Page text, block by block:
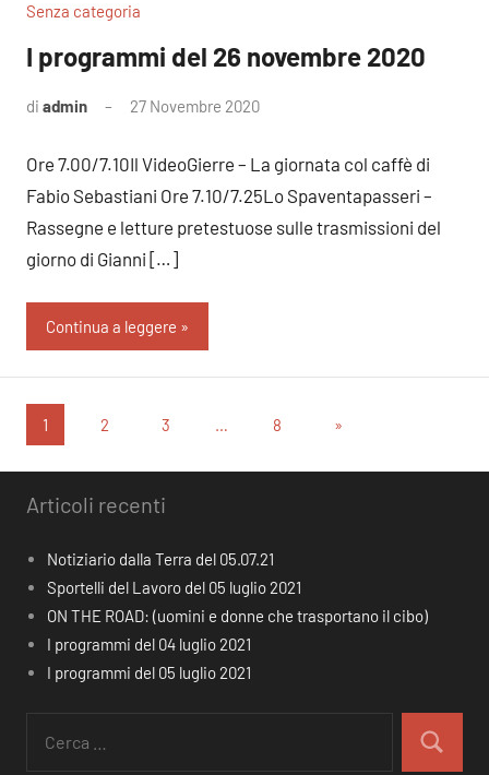
Senza categoria
I programmi del 26 novembre 2020
di admin 27 Novembre 2020
Ore 7.00/7.10Il VideoGierre – La giornata col caffè di
Fabio Sebastiani Ore 7.10/7.25Lo Spaventapasseri –
Rassegne e letture pretestuose sulle trasmissioni del
giorno di Gianni […]
Continua a leggere
Paginazione
degli
articoli
1 2 3 … 8
Articolo
»
Articoli recenti
Notiziario dalla Terra del 05.07.21
Sportelli del Lavoro del 05 luglio 2021
ON THE ROAD: (uomini e donne che trasportano il cibo)
I programmi del 04 luglio 2021
I programmi del 05 luglio 2021
per:
Cerca